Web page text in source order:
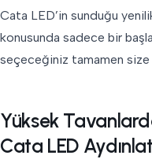
Cata LED’in sunduğu
konusunda sadece bir
seçeceğiniz tamamen size
Yüksek
Cata LED